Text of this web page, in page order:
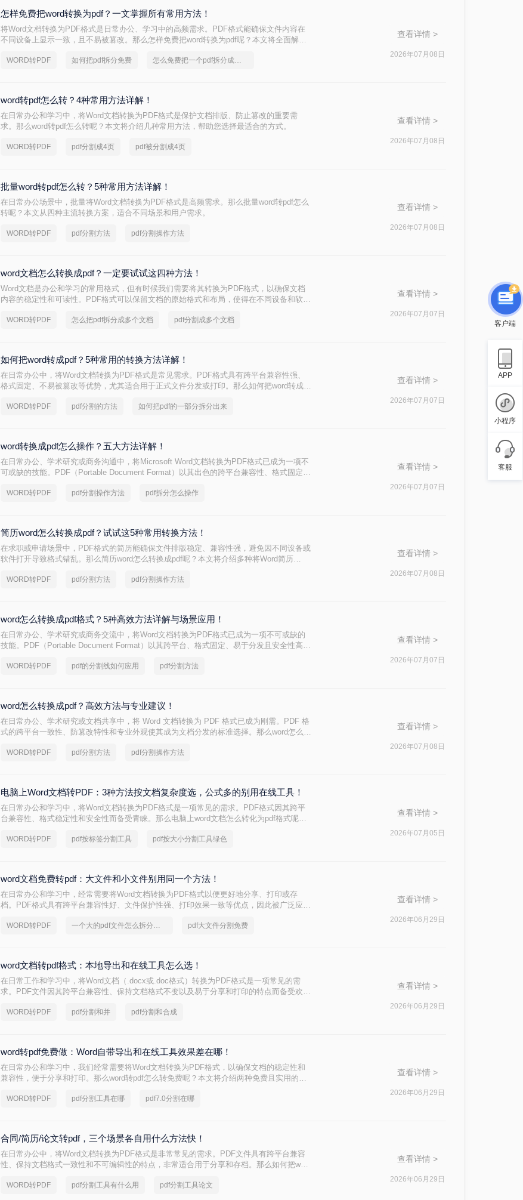
怎样免费把word转换为pdf？一文掌握所有常用方法！
将Word文档转换为PDF格式是日常办公、学习中的高频需求。PDF格式能确保文件内容在
不同设备上显示一致，且不易被篡改。那么怎样免费把word转换为pdf呢？本文将全面解析5
WORD转PDF 如何把pdf拆分免费 怎么免费把一个pdf拆分成多个
查看详情 >
2026年07月08日
word转pdf怎么转？4种常用方法详解！
在日常办公和学习中，将Word文档转换为PDF格式是保护文档排版、防止篡改的重要需
求。那么word转pdf怎么转呢？本文将介绍几种常用方法，帮助您选择最适合的方式。
WORD转PDF pdf分割成4页 pdf被分割成4页
查看详情 >
2026年07月08日
批量word转pdf怎么转？5种常用方法详解！
在日常办公场景中，批量将Word文档转换为PDF格式是高频需求。那么批量word转pdf怎么
转呢？本文从四种主流转换方案，适合不同场景和用户需求。
WORD转PDF pdf分割方法 pdf分割操作方法
查看详情 >
2026年07月08日
word文档怎么转换成pdf？一定要试试这四种方法！
Word文档是办公和学习的常用格式，但有时候我们需要将其转换为PDF格式，以确保文档
内容的稳定性和可读性。PDF格式可以保留文档的原始格式和布局，使得在不同设备和软件
换成PDF的方法，帮助您轻松完成转换。
WORD转PDF 怎么把pdf拆分成多个文档 pdf分割成多个文档
查看详情 >
2026年07月07日
如何把word转成pdf？5种常用的转换方法详解！
在日常办公中，将Word文档转换为PDF格式是常见需求。PDF格式具有跨平台兼容性强、
格式固定、不易被篡改等优势，尤其适合用于正式文件分发或打印。那么如何把word转成
WORD转PDF pdf分割的方法 如何把pdf的一部分拆分出来
查看详情 >
2026年07月07日
word转换成pdf怎么操作？五大方法详解！
在日常办公、学术研究或商务沟通中，将Microsoft Word文档转换为PDF格式已成为一项不
可或缺的技能。PDF（Portable Document Format）以其出色的跨平台兼容性、格式固定性
一个高质量的PDF文件能确保在任何设备上呈现的效果都与您的初衷一致。尽管Word转
WORD转PDF pdf分割操作方法 pdf拆分怎么操作
查看详情 >
2026年07月07日
简历word怎么转换成pdf？试试这5种常用转换方法！
在求职或申请场景中，PDF格式的简历能确保文件排版稳定、兼容性强，避免因不同设备或
软件打开导致格式错乱。那么简历word怎么转换成pdf呢？本文将介绍多种将Word简历
WORD转PDF pdf分割方法 pdf分割操作方法
查看详情 >
2026年07月08日
word怎么转换成pdf格式？5种高效方法详解与场景应用！
在日常办公、学术研究或商务交流中，将Word文档转换为PDF格式已成为一项不可或缺的
技能。PDF（Portable Document Format）以其跨平台、格式固定、易于分发且安全性高的
在转换过程中遇到格式错乱、体积过大或无法编辑等问题。
WORD转PDF pdf的分割线如何应用 pdf分割方法
查看详情 >
2026年07月07日
word怎么转换成pdf？高效方法与专业建议！
在日常办公、学术研究或文档共享中，将 Word 文档转换为 PDF 格式已成为刚需。PDF 格
式的跨平台一致性、防篡改特性和专业外观使其成为文档分发的标准选择。那么word怎么转
换。
WORD转PDF pdf分割方法 pdf分割操作方法
查看详情 >
2026年07月08日
电脑上Word文档转PDF：3种方法按文档复杂度选，公式多的别用在线工具！
在日常办公和学习中，将Word文档转换为PDF格式是一项常见的需求。PDF格式因其跨平
台兼容性、格式稳定性和安全性而备受青睐。那么电脑上word文档怎么转化为pdf格式呢？
WORD转PDF pdf按标签分割工具 pdf按大小分割工具绿色
查看详情 >
2026年07月05日
word文档免费转pdf：大文件和小文件别用同一个方法！
在日常办公和学习中，经常需要将Word文档转换为PDF格式以便更好地分享、打印或存
档。PDF格式具有跨平台兼容性好、文件保护性强、打印效果一致等优点，因此被广泛应用
这一目标。
WORD转PDF 一个大的pdf文件怎么拆分开成几个文件 pdf大文件分割免费
查看详情 >
2026年06月29日
word文档转pdf格式：本地导出和在线工具怎么选！
在日常工作和学习中，将Word文档（.docx或.doc格式）转换为PDF格式是一项常见的需
求。PDF文件因其跨平台兼容性、保持文档格式不变以及易于分享和打印的特点而备受欢
的方法。
WORD转PDF pdf分割和并 pdf分割和合成
查看详情 >
2026年06月29日
word转pdf免费做：Word自带导出和在线工具效果差在哪！
在日常办公和学习中，我们经常需要将Word文档转换为PDF格式，以确保文档的稳定性和
兼容性，便于分享和打印。那么word转pdf怎么转免费呢？本文将介绍两种免费且实用的
WORD转PDF pdf分割工具在哪 pdf7.0分割在哪
查看详情 >
2026年06月29日
合同/简历/论文转pdf，三个场景各自用什么方法快！
在日常办公中，将Word文档转换为PDF格式是非常常见的需求。PDF文件具有跨平台兼容
性、保持文档格式一致性和不可编辑性的特点，非常适合用于分享和存档。那么如何把word
WORD转PDF pdf分割工具有什么用 pdf分割工具论文
查看详情 >
2026年06月29日
客户端
APP
小程序
客服